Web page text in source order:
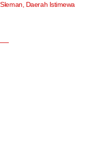
Daerah Istimewa